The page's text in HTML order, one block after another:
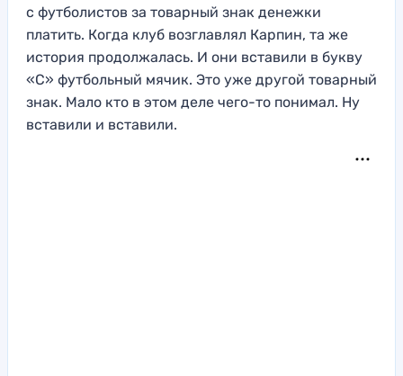
с футболистов за товарный знак денежки
платить. Когда клуб возглавлял Карпин, та же
история продолжалась. И они вставили в букву
«С» футбольный мячик. Это уже другой товарный
знак. Мало кто в этом деле чего-то понимал. Ну
вставили и вставили.